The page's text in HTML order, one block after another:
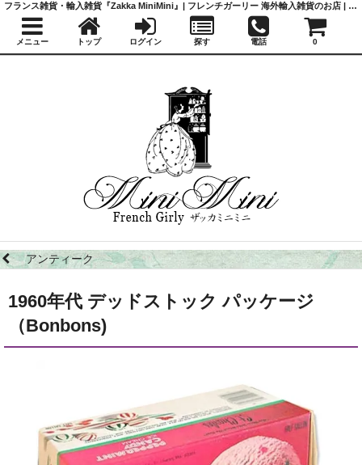
アンティーク
1960年代 デッドストック パッケージ
（Bonbons)
フランス雑貨・輸入雑貨『Zakka MiniMini』| フレンチガーリー 海外輸入雑貨のお店 | かわいい雑貨 | 蚤の市 | アンティーク
メニュー トップ ログイン 探す 電話 0